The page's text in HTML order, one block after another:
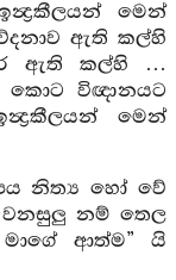
මෙන්
ඇති කල්හි
ඇති කල්හි …
විඥානයට
මෙන්
නිත්‍ය හෝ වේ
වනසුලු නම් තෙල
ආත්ම” යි